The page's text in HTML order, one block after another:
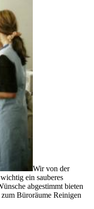
Wir von der
ein sauberes
abgestimmt bieten
Büroräume Reinigen